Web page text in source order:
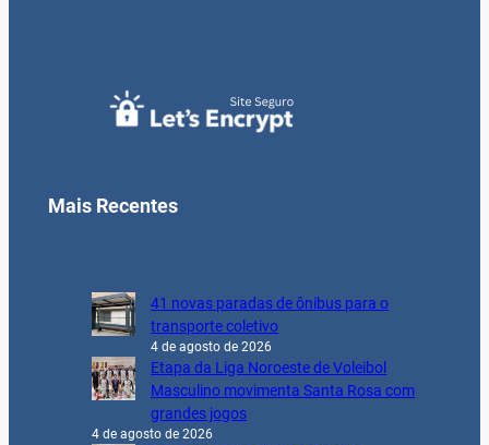
Mais Recentes
41 novas paradas de ônibus para o
transporte coletivo
4 de agosto de 2026
Etapa da Liga Noroeste de Voleibol
Masculino movimenta Santa Rosa com
grandes jogos
4 de agosto de 2026